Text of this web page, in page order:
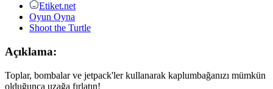
Etiket.net
Oyun Oyna
Shoot the Turtle
Açıklama:
Toplar, bombalar ve jetpack'ler kullanarak kaplumbağanızı mümkün
olduğunca uzağa fırlatın!